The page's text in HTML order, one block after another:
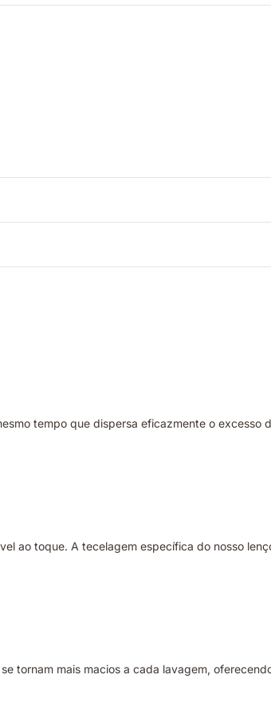
tempo que dispersa eficazmente o excesso
ao toque. A tecelagem específica do nosso
tornam mais macios a cada lavagem,